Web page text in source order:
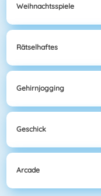
Weihnachtsspiele
Rätselhaftes
Gehirnjogging
Geschick
Arcade